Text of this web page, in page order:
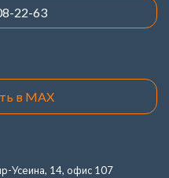
22-63
в MAX
Усеина, 14, офис 107